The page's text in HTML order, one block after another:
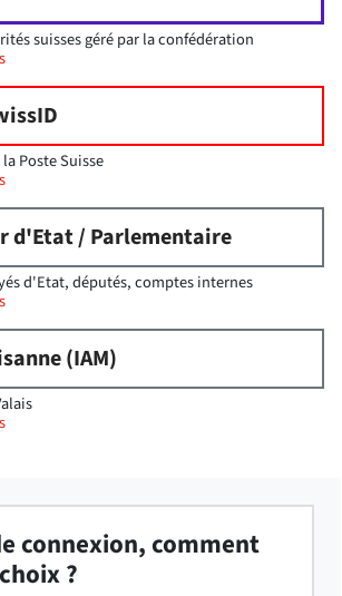
suisses géré par la confédération
Poste Suisse
d'Etat / Parlementaire
d'Etat, députés, comptes internes
(IAM)
connexion, comment
?